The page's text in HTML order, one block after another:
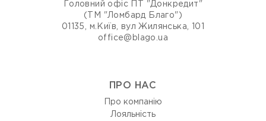
Головний офіс ПТ "Донкредит"
(ТМ "Ломбард Благо")
01135, м.Київ, вул Жилянська, 101
office@blago.ua
ПРО НАС
Про компанію
Лояльність